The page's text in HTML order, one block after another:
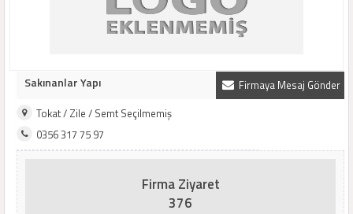
Firmaya Mesaj Gönder
Sakınanlar Yapı
Tokat / Zile / Semt Seçilmemiş
0356 317 75 97
Firma Ziyaret
376